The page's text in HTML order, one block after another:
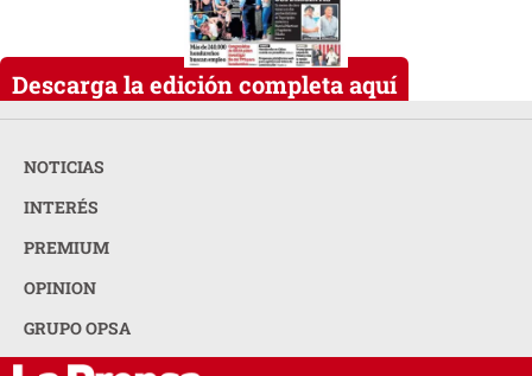
Descarga la edición completa aquí
NOTICIAS
INTERÉS
PREMIUM
OPINION
GRUPO OPSA